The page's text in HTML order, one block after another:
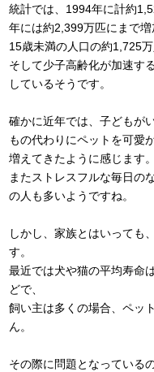
統計では、1994年に計約
年には約2,399万匹にまで増
15歳未満の人口の約1,725
そして少子高齢化が加速す
しているそうです。
確かに近年では、子どもが
もの代わりにペットを可愛
増えてきたように感じます。
またストレスフルな毎日の
の人も多いようですね。
しかし、家族とはいっても
す。
最近では犬や猫の平均寿命
どで、
飼い主は多くの場合、ペッ
ん。
その際に問題となっている